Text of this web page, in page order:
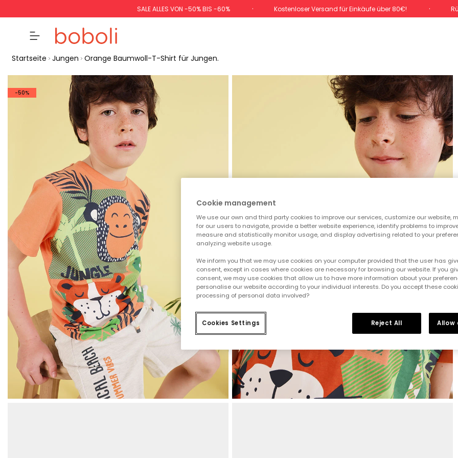
SALE ALLES VON -50% BIS -60% Kostenloser Versand für Einkäufe über 80€!
Startseite Jungen Orange Baumwoll-T-Shirt für Jungen.
-50%
Cookie management
We use our own and third party cookies to improve our services, customize our website,
for our users to navigate, provide a better website experience, identify problems to
measure and statistically monitor usage, and display advertising related to your
analyzing website usage.
We inform you that we may use cookies on your computer provided that the user has
consent, except in cases where cookies are necessary for browsing our website. If you
consent, we may use cookies that allow us to have more information about your
personalise our website according to your individual interests. Do you accept these
processing of personal data involved?
Cookies Settings Reject All Allow